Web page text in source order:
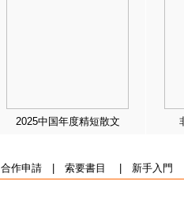
2025中国年度精短散文
合作申請| 索要書目 新手入門